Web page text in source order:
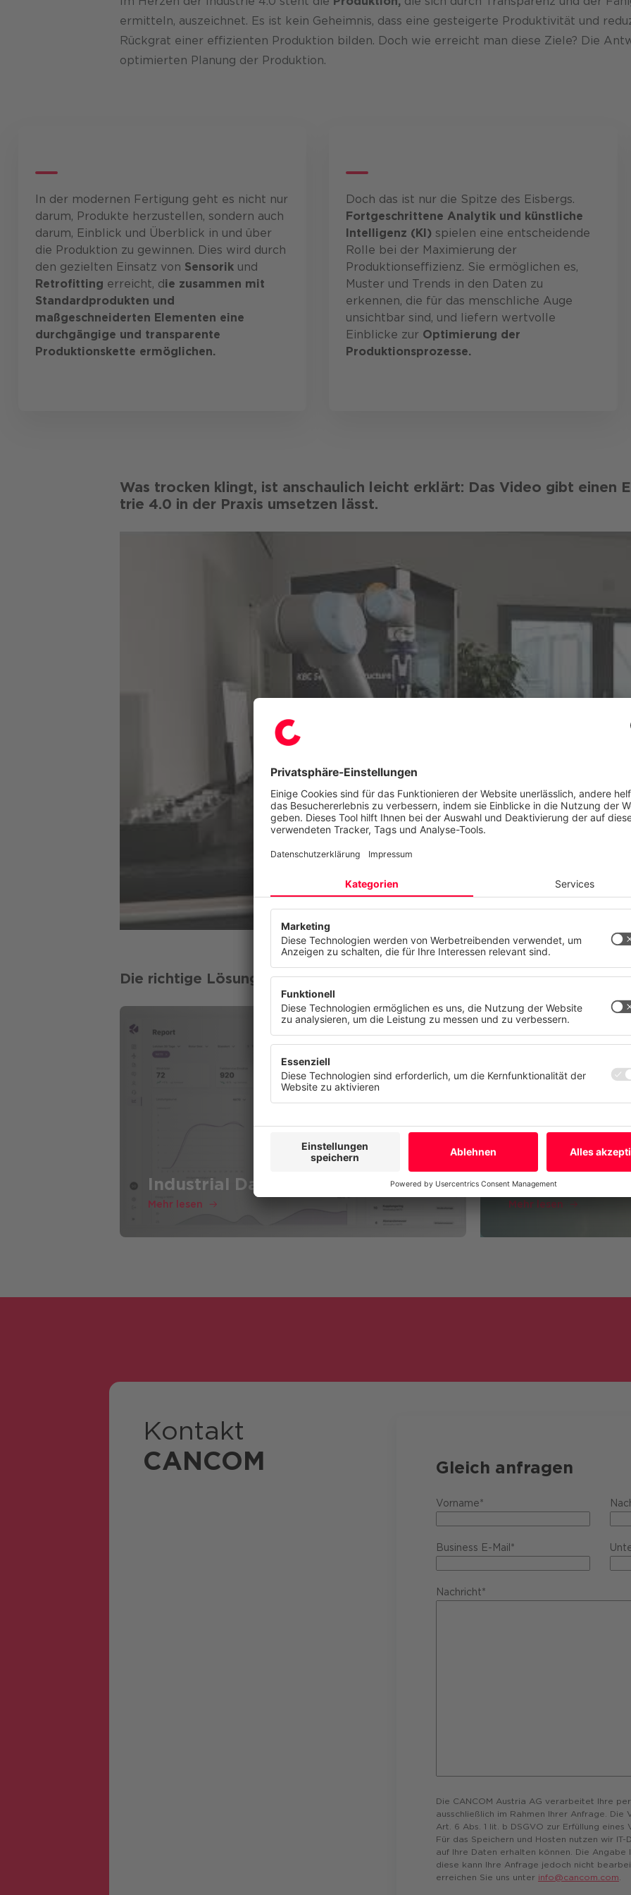
ermitteln, auszeichnet. Es ist kein Geheimnis, dass eine gesteigerte Produktivität und
Rückgrat einer effizienten Produktion bilden. Doch wie erreicht man diese Ziele? Die
optimierten Planung der Produktion.
In der modernen Fertigung geht es nicht nur
darum, Produkte herzustellen, sondern auch
darum, Einblick und Überblick in und über
die Produktion zu gewinnen. Dies wird durch
den gezielten Einsatz von Sensorik und
Retrofitting erreicht, die zusammen mit
Standardprodukten und
maßgeschneiderten Elementen eine
durchgängige und transparente
Produktionskette ermöglichen.
Doch das ist nur die Spitze des Eisbergs.
Fortgeschrittene Analytik und künstliche
Intelligenz (KI) spielen eine entscheidende
Rolle bei der Maximierung der
Produktionseffizienz. Sie ermöglichen es,
Muster und Trends in den Daten zu
erkennen, die für das menschliche Auge
unsichtbar sind, und liefern wertvolle
Einblicke zur Optimierung der
Produktionsprozesse.
Was trocken klingt, ist anschau­lich leicht erklärt: Das Video gibt einen
trie 4.0 in der Praxis umset­zen lässt.
Die richtige Lösung für ihr Produktionsunternehmen:
Industrial Data Plattform
Mehr lesen
Starten Sie Ihre
Mehr lesen
Kontakt
CANCOM
Gleich anfragen
Vorname*
Business E-Mail*
Nachricht*
Die CANCOM Austria AG verarbeitet Ihre
ausschließlich im Rahmen Ihrer Anfrage.
Art. 6 Abs. 1 lit. b DSGVO zur Erfüllung
Für das Speichern und Hosten nutzen wir
auf Ihre Daten erhalten können. Die
diese kann Ihre Anfrage jedoch nicht
erreichen Sie uns unter info@cancom.com
Diese Website verwendet Cookies und ähnliche Technologien, um unsere
anzubieten, stetig zu verbessern und Werbung entsprechend Ihrer Interessen
anzuzeigen. Ihre Einwilligung können Sie jederzeit mit Wirkung für die Zukunft
DatenschutzImpressum
Mehr Ablehnen